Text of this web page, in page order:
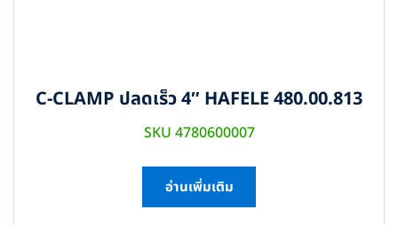
C-CLAMP ปลดเร็ว 4″ HAFELE 480.00.813
SKU 4780600007
อ่านเพิ่มเติม